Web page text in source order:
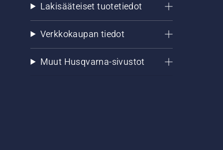
Lakisääteiset tuotetiedot
Verkkokaupan tiedot
Muut Husqvarna-sivustot